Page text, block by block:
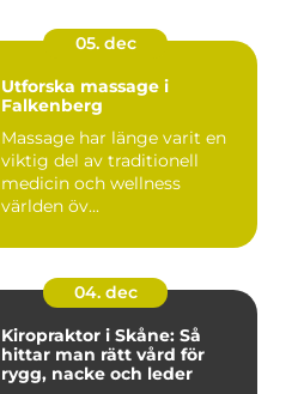
05. dec
Utforska massage i
Falkenberg
Massage har länge varit en
viktig del av traditionell
medicin och wellness
världen öv...
04. dec
Kiropraktor i Skåne: Så
hittar man rätt vård för
rygg, nacke och leder